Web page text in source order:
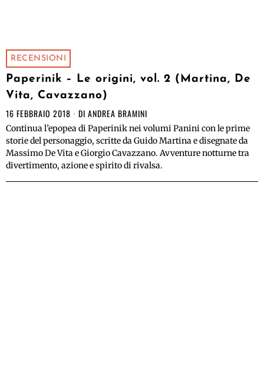
RECENSIONI
Paperinik – Le origini, vol. 2 (Martina, De
Vita, Cavazzano)
16 FEBBRAIO 2018 DI ANDREA BRAMINI
Continua l’epopea di Paperinik nei volumi Panini con le prime
storie del personaggio, scritte da Guido Martina e disegnate da
Massimo De Vita e Giorgio Cavazzano. Avventure notturne tra
divertimento, azione e spirito di rivalsa.